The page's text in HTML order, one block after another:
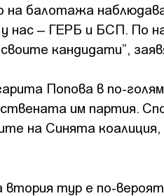
на балотажа
нас – ГЕРБ и БСП. По
кандидати”,
Попова в по-
им партия.
на Синята
втория тур е по-